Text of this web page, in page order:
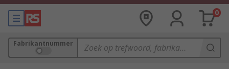
0
Fabrikantnummer